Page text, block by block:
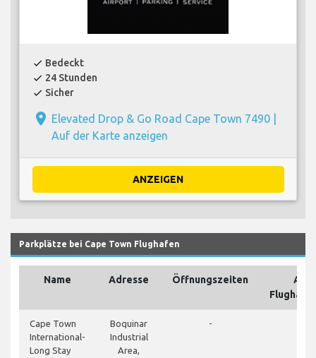
check Bedeckt
check 24 Stunden
check Sicher
place Elevated Drop & Go Road Cape Town 7490 |
Auf der Karte anzeigen
ANZEIGEN
Parkplätze bei Cape Town Flughafen
Name Adresse Öffnungszeiten
Auf
Cape Town
International-
Long Stay
Boquinar
Industrial
Area,
-